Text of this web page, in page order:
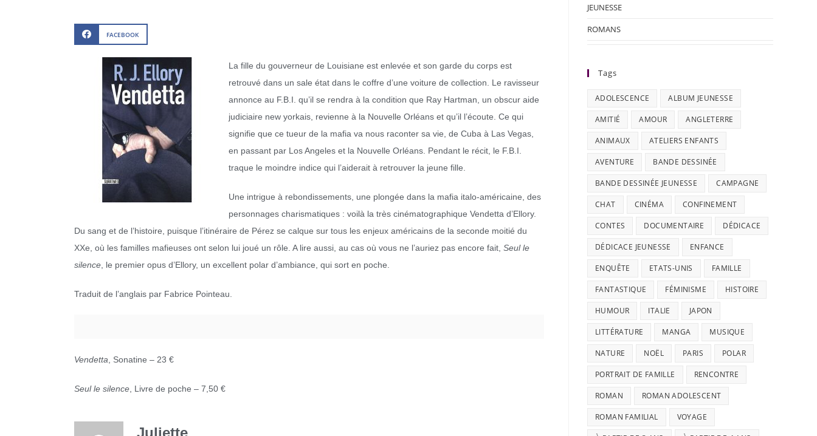
FACEBOOK
La fille du gouverneur de Louisiane est enlevée et son garde du corps est
retrouvé dans un sale état dans le coffre d’une voiture de collection. Le ravisseur
annonce au F.B.I. qu’il se rendra à la condition que Ray Hartman, un obscur aide
judiciaire new yorkais, revienne à la Nouvelle Orléans et qu’il l’écoute. Ce qui
signifie que ce tueur de la mafia va nous raconter sa vie, de Cuba à Las Vegas,
en passant par Los Angeles et la Nouvelle Orléans. Pendant le récit, le F.B.I.
traque le moindre indice qui l’aiderait à retrouver la jeune fille.
Une intrigue à rebondissements, une plongée dans la mafia italo-américaine, des
personnages charismatiques : voilà la très cinématographique Vendetta d’Ellory.
Du sang et de l’histoire, puisque l’itinéraire de Pérez se calque sur tous les enjeux américains de la seconde moitié du
XXe, où les familles mafieuses ont selon lui joué un rôle. A lire aussi, au cas où vous ne l’auriez pas encore fait, Seul le
silence , le premier opus d’Ellory, un excellent polar d’ambiance, qui sort en poche.
Traduit de l’anglais par Fabrice Pointeau.
Vendetta , Sonatine – 23 €
Seul le silence , Livre de poche – 7,50 €
Juliette
JEUNESSE
ROMANS
Tags
ADOLESCENCE ALBUM JEUNESSE
AMITIÉ AMOUR ANGLETERRE
ANIMAUX ATELIERS ENFANTS
AVENTURE BANDE DESSINÉE
BANDE DESSINÉE JEUNESSE CAMPAGNE
CHAT CINÉMA CONFINEMENT
CONTES DOCUMENTAIRE DÉDICACE
DÉDICACE JEUNESSE ENFANCE
ENQUÊTE ETATS-UNIS FAMILLE
FANTASTIQUE FÉMINISME HISTOIRE
HUMOUR ITALIE JAPON
LITTÉRATURE MANGA MUSIQUE
NATURE NOËL PARIS POLAR
PORTRAIT DE FAMILLE RENCONTRE
ROMAN ROMAN ADOLESCENT
ROMAN FAMILIAL VOYAGE